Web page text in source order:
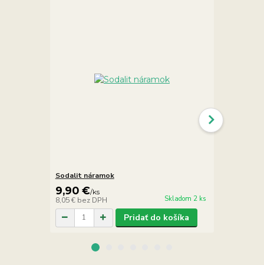
Sodalit náramok
9,90 €/ks
8,05 € bez DPH Skladom 2 ks
Pridať do košíka